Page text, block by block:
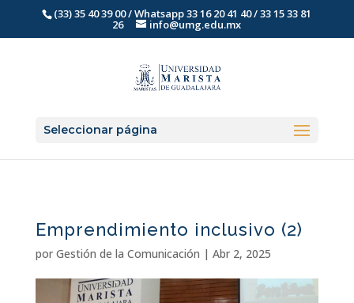
(33) 35 40 39 00 / Whatsapp 33 16 20 41 40 / 33 15 33 81
26 info@umg.edu.mx
Seleccionar página
Emprendimiento inclusivo (2)
por Gestión de la Comunicación | Abr 2, 2025